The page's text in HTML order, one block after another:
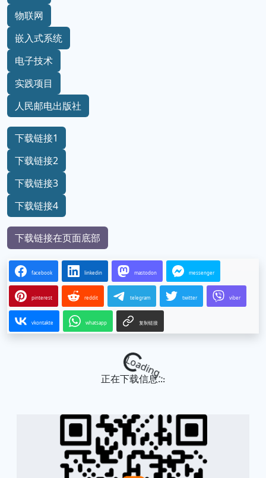
物联网
嵌入式系统
电子技术
实践项目
人民邮电出版社
下载链接1
下载链接2
下载链接3
下载链接4
下载链接在页面底部
facebook linkedin mastodon messenger
pinterest reddit telegram twitter viber
vkontakte whatsapp 复制链接
Loading...
正在下载信息...